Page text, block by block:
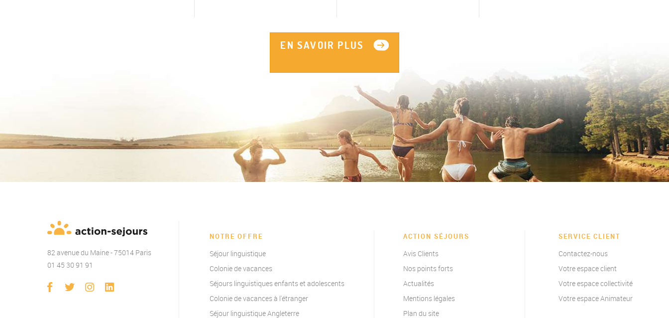
EN SAVOIR PLUS
NOTRE OFFRE
Séjour linguistique
Colonie de vacances
Séjours linguistiques enfants et adolescents
Colonie de vacances à l'étranger
Séjour linguistique Angleterre
ACTION SÉJOURS
Avis Clients
Nos points forts
Actualités
Mentions légales
Plan du site
SERVICE CLIENT
Contactez-nous
Votre espace client
Votre espace collectivité
Votre espace Animateur
82 avenue du Maine - 75014 Paris
01 45 30 91 91